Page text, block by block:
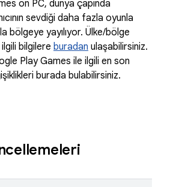
on PC, dünya çapında
sevdiği daha fazla oyunla
bölgeye yayılıyor. Ülke/bölge
ilgili bilgilere buradan ulaşabilirsiniz.
Play Games ile ilgili en son
burada bulabilirsiniz.